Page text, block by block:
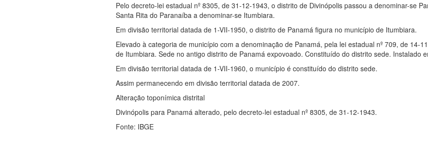
Pelo decreto-lei estadual nº 8305, de 31-12-1943, o distrito de Divinópolis passou a denominar-se
Santa Rita do Paranaíba a denominar-se Itumbiara.
Em divisão territorial datada de 1-VII-1950, o distrito de Panamá figura no município de Itumbiara.
Elevado à categoria de município com a denominação de Panamá, pela lei estadual nº 709, de 14-
de Itumbiara. Sede no antigo distrito de Panamá expovoado. Constituído do distrito sede. Instalado
Em divisão territorial datada de 1-VII-1960, o município é constituído do distrito sede.
Assim permanecendo em divisão territorial datada de 2007.
Alteração toponímica distrital
Divinópolis para Panamá alterado, pelo decreto-lei estadual nº 8305, de 31-12-1943.
Fonte: IBGE